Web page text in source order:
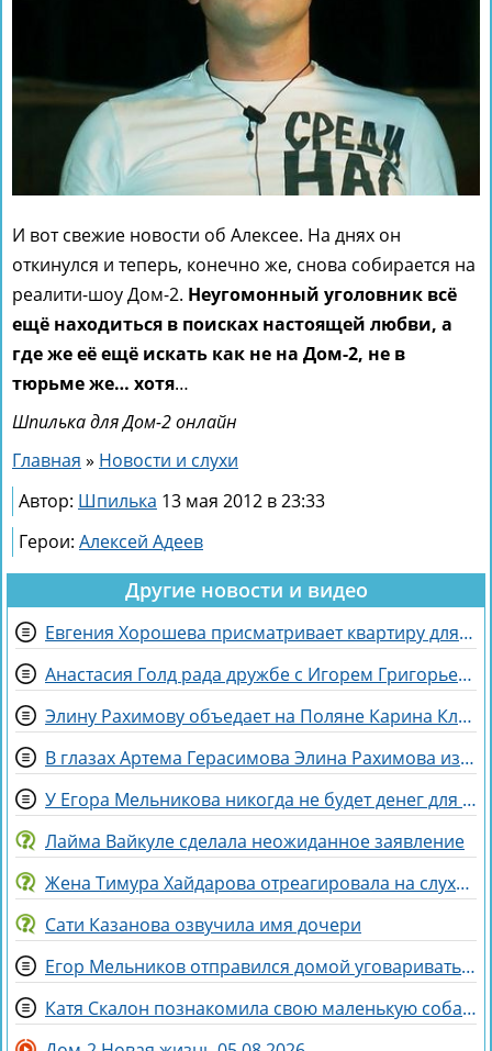
И вот свежие новости об Алексее. На днях он
откинулся и теперь, конечно же, снова собирается на
реалити-шоу Дом-2. Неугомонный уголовник всё
ещё находиться в поисках настоящей любви, а
где же её ещё искать как не на Дом-2, не в
тюрьме же… хотя…
Шпилька для Дом-2 онлайн
Главная » Новости и слухи
Автор: Шпилька 13 мая 2012 в 23:33
Герои: Алексей Адеев
Другие новости и видео
Евгения Хорошева присматривает квартиру для покупки в Питере
Анастасия Голд рада дружбе с Игорем Григорьевым
Элину Рахимову объедает на Поляне Карина Клочкова
В глазах Артема Герасимова Элина Рахимова из «питбуля» превратилась в «роллы»
У Егора Мельникова никогда не будет денег для Вероники Гракович
Лайма Вайкуле сделала неожиданное заявление
Жена Тимура Хайдарова отреагировала на слухи о колдовстве
Сати Казанова озвучила имя дочери
Егор Мельников отправился домой уговаривать родителей на знакомство с Вероникой Гракович
Катя Скалон познакомила свою маленькую собаку Еву с большим другом Женей